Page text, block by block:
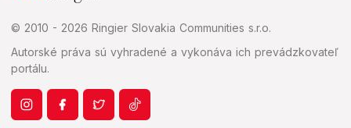
© 2010 - 2026 Ringier Slovakia Communities s.r.o.
Autorské práva sú vyhradené a vykonáva ich prevádzkovateľ
portálu.